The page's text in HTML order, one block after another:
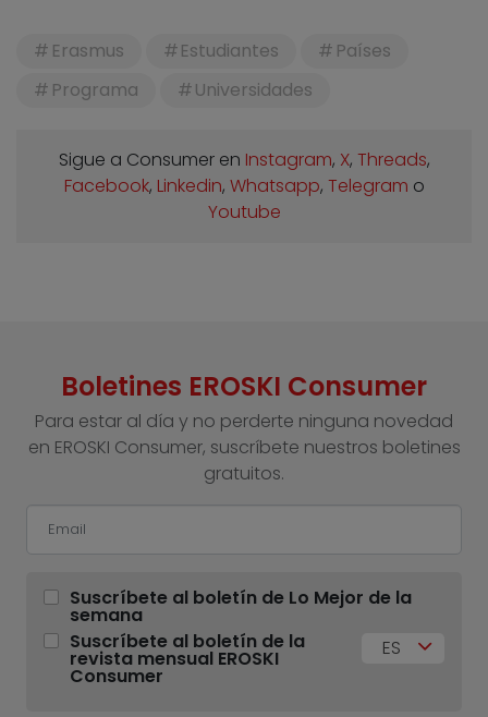
Erasmus Estudiantes
Países
Programa
Universidades
Sigue a Consumer en Instagram, X, Threads,
Facebook, Linkedin, Whatsapp, Telegram o
Youtube
Boletines EROSKI Consumer
Para estar al día y no perderte ninguna novedad
en EROSKI Consumer, suscríbete nuestros boletines
gratuitos.
Suscríbete al boletín de Lo Mejor de la
semana
Suscríbete al boletín de la
revista mensual EROSKI
Consumer
ES